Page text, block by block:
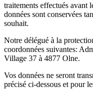
traitements effectués avant
données sont conservées
souhait.
Notre délégué à la
coordonnées suivantes:
Village 37 à 4877 Olne.
Vos données ne seront
précisé ci-dessous et pour